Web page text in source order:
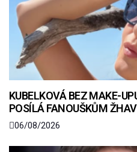
KUBELKOVÁ BEZ MAKE-
POSÍLÁ FANOUŠKŮM
06/08/2026